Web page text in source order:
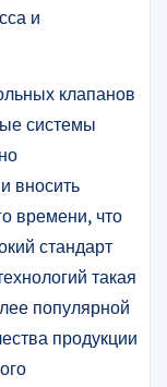
и
клапанов
системы
вносить
времени, что
стандарт
такая
популярной
продукции